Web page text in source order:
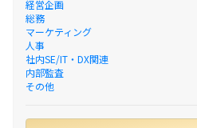
経営企画
総務
マーケティング
人事
社内SE/IT・DX関連
内部監査
その他